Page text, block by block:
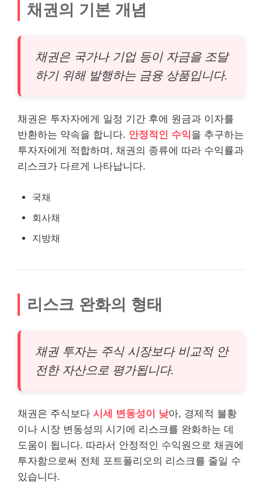
채권의 기본 개념
채권은 국가나 기업 등이 자금을 조달
하기 위해 발행하는 금융 상품입니다.
채권은 투자자에게 일정 기간 후에 원금과 이자를
반환하는 약속을 합니다. 안정적인 수익을 추구하는
투자자에게 적합하며, 채권의 종류에 따라 수익률과
리스크가 다르게 나타납니다.
국채
회사채
지방채
리스크 완화의 형태
채권 투자는 주식 시장보다 비교적 안
전한 자산으로 평가됩니다.
채권은 주식보다 시세 변동성이 낮아, 경제적 불황
이나 시장 변동성의 시기에 리스크를 완화하는 데
도움이 됩니다. 따라서 안정적인 수익원으로 채권에
투자함으로써 전체 포트폴리오의 리스크를 줄일 수
있습니다.